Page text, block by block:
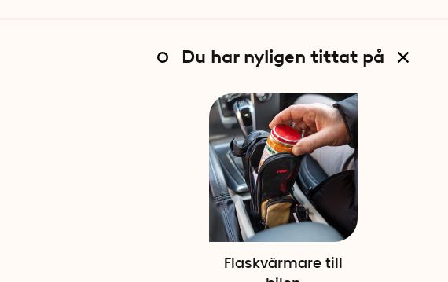
Du har nyligen tittat på
Flaskvärmare till